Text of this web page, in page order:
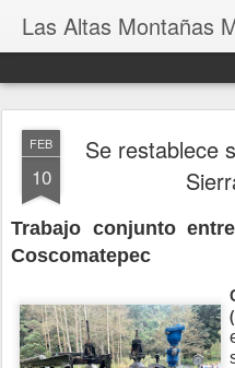
Las Altas Montañas
FEB
10
Se restablece
Trabajo conjunto
Coscomatepec